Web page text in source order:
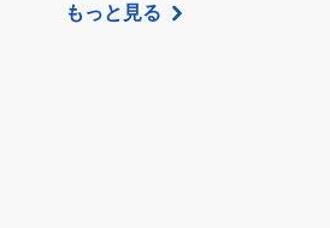
もっと見る